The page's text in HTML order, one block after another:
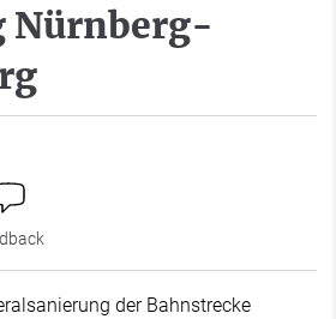
Nürnberg-
der Bahnstrecke